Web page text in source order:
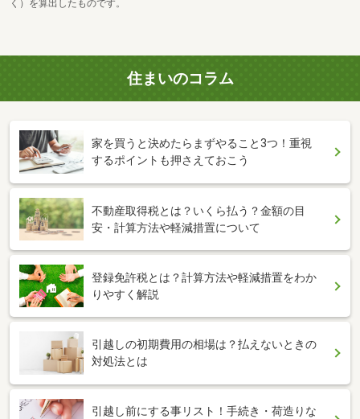
く）を算出したものです。
住まいのコラム
家を買うと決めたらまずやること3つ！重視
するポイントも押さえておこう
不動産取得税とは？いくら払う？金額の目
安・計算方法や軽減措置について
登録免許税とは？計算方法や軽減措置をわか
りやすく解説
引越しの初期費用の相場は？払えないときの
対処法とは
引越し前にする事リスト！手続き・荷造りな